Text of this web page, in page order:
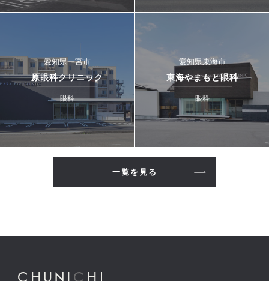
愛知県一宮市
原眼科クリニック
眼科
愛知県東海市
東海やまもと眼科
眼科
一覧を見る